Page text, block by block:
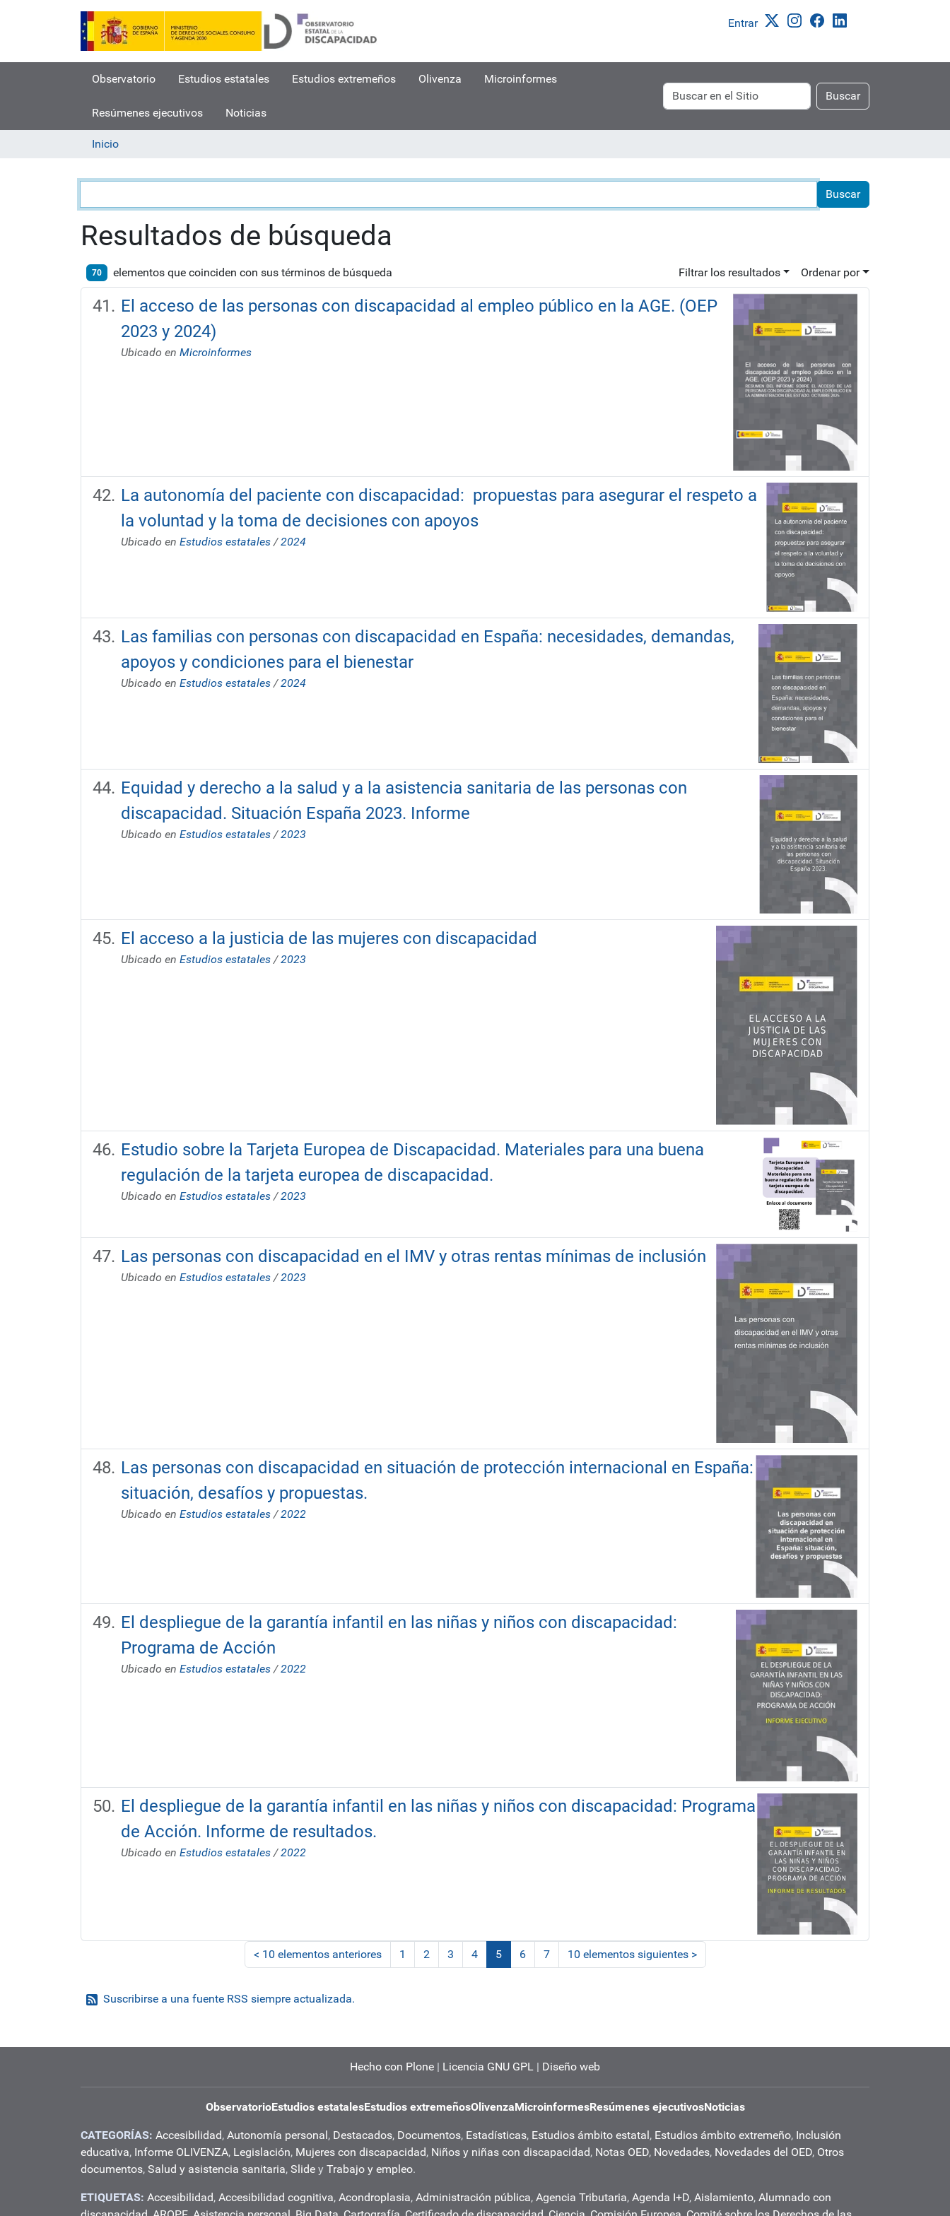
Entrar
Observatorio Estudios estatales Estudios extremeños Olivenza Microinformes
Resúmenes ejecutivos Noticias
Buscar Buscar
Búsqueda
Avanzada…
Inicio
Resultados de búsqueda
70 elementos que coinciden con sus términos de búsqueda Filtrar los resultados Ordenar por
El acceso de las personas con discapacidad al empleo público en la AGE. (OEP
2023 y 2024)
Ubicado en Microinformes
La autonomía del paciente con discapacidad: propuestas para asegurar el respeto a
la voluntad y la toma de decisiones con apoyos
Ubicado en Estudios estatales /2024
Las familias con personas con discapacidad en España: necesidades, demandas,
apoyos y condiciones para el bienestar
Ubicado en Estudios estatales /2024
Equidad y derecho a la salud y a la asistencia sanitaria de las personas con
discapacidad. Situación España 2023. Informe
Ubicado en Estudios estatales /2023
El acceso a la justicia de las mujeres con discapacidad
Ubicado en Estudios estatales /2023
Estudio sobre la Tarjeta Europea de Discapacidad. Materiales para una buena
regulación de la tarjeta europea de discapacidad.
Ubicado en Estudios estatales /2023
Las personas con discapacidad en el IMV y otras rentas mínimas de inclusión
Ubicado en Estudios estatales /2023
Las personas con discapacidad en situación de protección internacional en España:
situación, desafíos y propuestas.
Ubicado en Estudios estatales /2022
El despliegue de la garantía infantil en las niñas y niños con discapacidad:
Programa de Acción
Ubicado en Estudios estatales /2022
El despliegue de la garantía infantil en las niñas y niños con discapacidad: Programa
de Acción. Informe de resultados.
Ubicado en Estudios estatales /2022
< 10 elementos anteriores 1 2 3 4
5
6 7 10 elementos siguientes >
Suscribirse a una fuente RSS siempre actualizada.
Hecho con Plone | Licencia GNU GPL | Diseño web
ObservatorioEstudios estatalesEstudios extremeñosOlivenzaMicroinformesResúmenes ejecutivosNoticias
CATEGORÍAS: Accesibilidad, Autonomía personal , Destacados, Documentos, Estadísticas, Estudios ámbito estatal , Estudios ámbito extremeño, Inclusión
educativa, Informe OLIVENZA, Legislación, Mujeres con discapacidad, Niños y niñas con discapacidad, Notas OED, Novedades, Novedades del OED, Otros
documentos, Salud y asistencia sanitaria, Slide y Trabajo y empleo.
ETIQUETAS: Accesibilidad, Accesibilidad cognitiva, Acondroplasia, Administración pública, Agencia Tributaria, Agenda I+D, Aislamiento, Alumnado con